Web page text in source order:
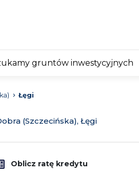
gruntów inwestycyjnych
Łęgi
(Szczecińska), Łęgi
Oblicz ratę kredytu